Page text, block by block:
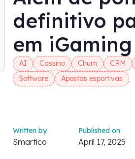
definitivo
em
AI Cassino Churn CRM
Software
Apostas esportivas
Written by
Smartico
Published on
April 17, 2025